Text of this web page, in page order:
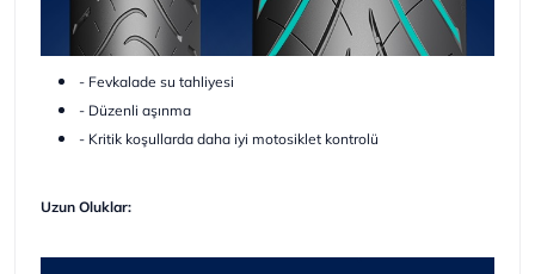
- Fevkalade su tahliyesi
- Düzenli aşınma
- Kritik koşullarda daha iyi motosiklet kontrolü
Uzun Oluklar: